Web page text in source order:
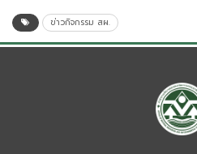
ข่าวกิจกรรม สผ.